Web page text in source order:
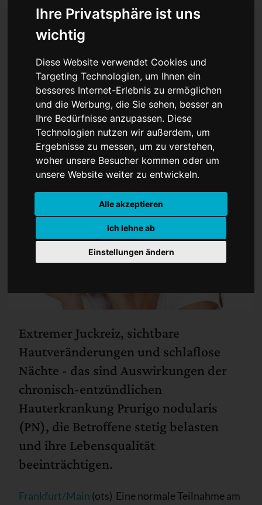
Ihre Privatsphäre ist uns
wichtig
Diese Website verwendet Cookies und
Targeting Technologien, um Ihnen ein
besseres Internet-Erlebnis zu ermöglichen
und die Werbung, die Sie sehen, besser an
Ihre Bedürfnisse anzupassen. Diese
Technologien nutzen wir außerdem, um
Ergebnisse zu messen, um zu verstehen,
woher unsere Besucher kommen oder um
unsere Website weiter zu entwickeln.
Alle akzeptieren
Ich lehne ab
Einstellungen ändern
Prurigo nodularis: (K)eine
Einschränkung im Alltag?
Extremer Juckreiz, sichtbare
Hautveränderungen und schlaflose
Nächte - das sind Auswirkungen der
chronisch-entzündlichen
Hauterkrankung Prurigo nodularis
(PN), die Betroffene stetig belasten
und ihre Lebensqualität
beeinträchtigen.
Frankfurt/Main (ots) Eine normale Teilnahme am